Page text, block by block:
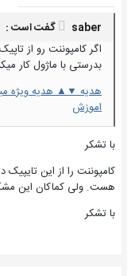
saber گفت است :
اگر کامپوننت رو از
بدرستی با ماژول کار
اموزش
با تشکر
هست. ولی کماکان این
با تشکر